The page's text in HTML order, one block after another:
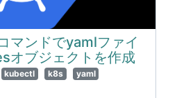
マンドでyamlファイ
オブジェクトを作成
kubectl k8s
yaml